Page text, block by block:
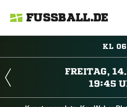
FUSSBALL.DE
KL 06

